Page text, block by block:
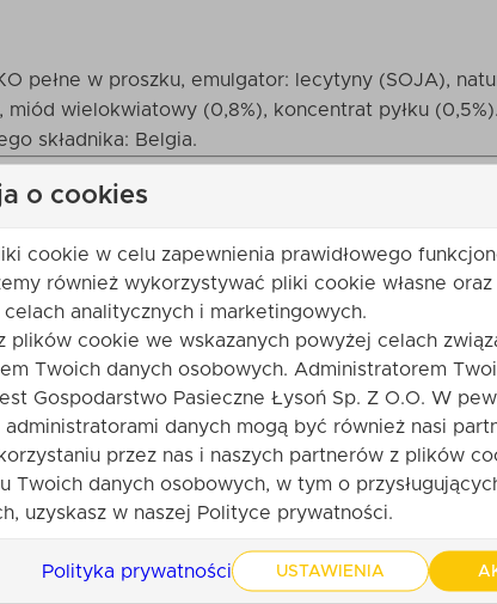
pełne w proszku, emulgator: lecytyny (SOJA),
wielokwiatowy (0,8%), koncentrat pyłku (0,5%).
składnika: Belgia.
o cookies
cookie w celu zapewnienia prawidłowego
również wykorzystywać pliki cookie własne oraz
analitycznych i marketingowych.
plików cookie we wskazanych powyżej celach
Twoich danych osobowych. Administratorem
Gospodarstwo Pasieczne Łysoń Sp. Z O.O. W
administratorami danych mogą być również nasi
przez nas i naszych partnerów z plików
Twoich danych osobowych, w tym o
uzyskasz w naszej Polityce prywatności.
Polityka prywatności USTAWIENIA